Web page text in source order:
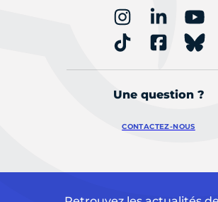
Une question ?
CONTACTEZ-NOUS